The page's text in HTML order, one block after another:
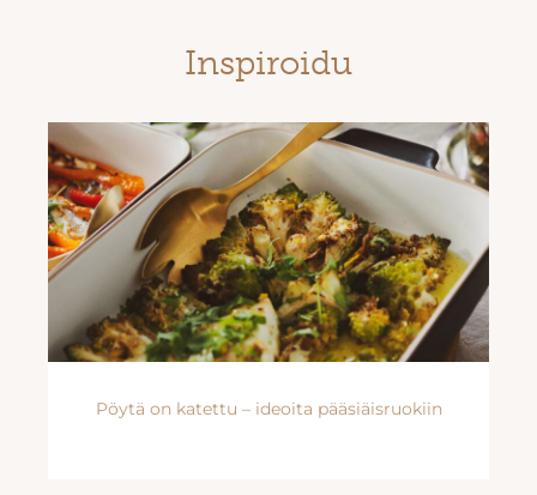
Inspiroidu
Pöytä on katettu – ideoita pääsiäisruokiin